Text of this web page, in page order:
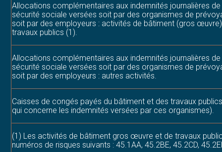
Allocations complémentaires aux indemnités journalières de
sécurité sociale versées soit par des organismes de
soit par des employeurs : activités de bâtiment (gros
travaux publics (1).
Allocations complémentaires aux indemnités journalières de
sécurité sociale versées soit par des organismes de
soit par des employeurs : autres activités.
Caisses de congés payés du bâtiment et des travaux
qui concerne les indemnités versées par ces organismes).
(1) Les activités de bâtiment gros œuvre et de travaux
numéros de risques suivants : 45.1AA, 45.2BE, 45.2CD,